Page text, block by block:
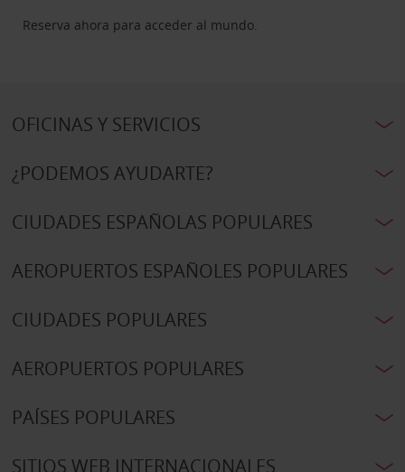
Reserva ahora para acceder al mundo.
OFICINAS Y SERVICIOS
¿PODEMOS AYUDARTE?
CIUDADES ESPAÑOLAS POPULARES
AEROPUERTOS ESPAÑOLES POPULARES
CIUDADES POPULARES
AEROPUERTOS POPULARES
PAÍSES POPULARES
SITIOS WEB INTERNACIONALES